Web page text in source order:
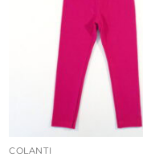
COLANTI